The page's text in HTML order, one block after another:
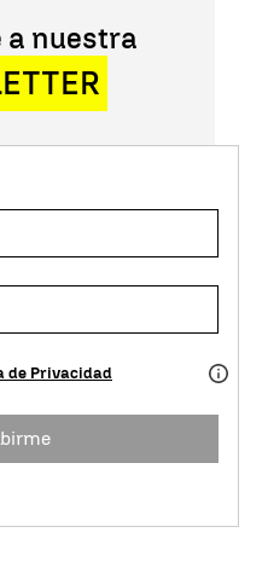
a nuestra
de Privacidad